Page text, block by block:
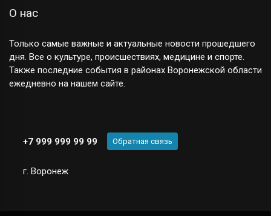
О нас
Только самые важные и актуальные новости прошедшего
дня. Все о культуре, происшествиях, медицине и спорте.
Также последние события в районах Воронежской области
ежедневно на нашем сайте.
+7 999 999 99 99 Обратная связь
г. Воронеж